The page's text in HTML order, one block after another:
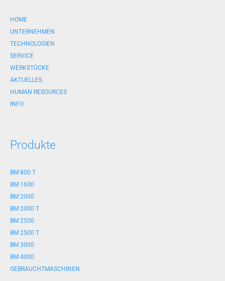
HOME
UNTERNEHMEN
TECHNOLOGIEN
SERVICE
WERKSTÜCKE
AKTUELLES
HUMAN RESOURCES
INFO
Produkte
BM 800 T
BM 1600
BM 2000
BM 2000 T
BM 2500
BM 2500 T
BM 3000
BM 4000
GEBRAUCHTMASCHINEN